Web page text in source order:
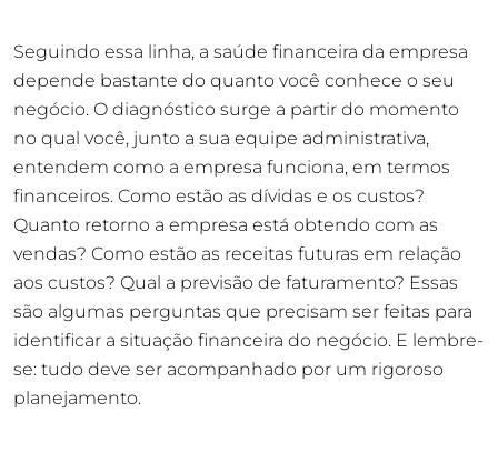
Seguindo essa linha, a saúde financeira da empresa
depende bastante do quanto você conhece o seu
negócio. O diagnóstico surge a partir do momento
no qual você, junto a sua equipe administrativa,
entendem como a empresa funciona, em termos
financeiros. Como estão as dívidas e os custos?
Quanto retorno a empresa está obtendo com as
vendas? Como estão as receitas futuras em relação
aos custos? Qual a previsão de faturamento? Essas
são algumas perguntas que precisam ser feitas para
identificar a situação financeira do negócio. E lembre-
se: tudo deve ser acompanhado por um rigoroso
planejamento.